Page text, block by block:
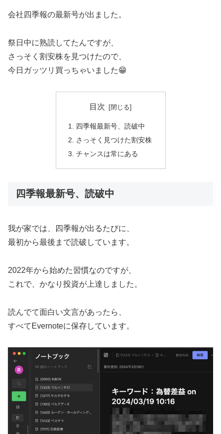
会社四季報の最新号が出ました。
祭日中に熟読してたんですが、
さっそく割安株を見つけたので、
今日ガッツリ買っちゃいました😁
目次
四季報最新号、読破中
さっそく見つけた割安株
チャンスは常にある
四季報最新号、読破中
我が家では、四季報が出るたびに、
最初から最後まで読破しています。
2022年から始めた習慣なのですが、
これで、かなり投資が上達しました。
読んでて面白い文言があったら、
すべてEvernoteに保存しています。